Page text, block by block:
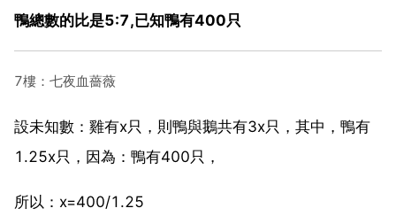
鴨總數的比是5:7,已知鴨有400只
7樓：七夜血薔薇
設未知數：雞有x只，則鴨與鵝共有3x只，其中，鴨有
1.25x只，因為：鴨有400只，
所以：x=400/1.25